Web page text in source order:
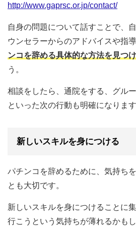
http://www.gaprsc.or.jp/contact/
自身の問題について話すことで、
ウンセラーからのアドバイスや指
ンコを辞める具体的な方法を見つ
う。
相談をしたら、通院をする、グル
といった次の行動も明確になります
新しいスキルを身につける
パチンコを辞めるために、気持ち
とも大切です。
新しいスキルを身につけることに
行こうという気持ちが薄れるかもし